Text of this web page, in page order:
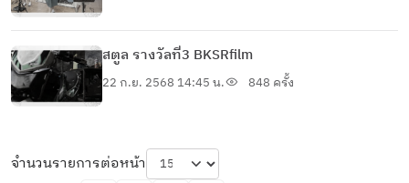
สตูล รางวัลที่3 BKSRfilm
22 ก.ย. 2568 14:45 น. 848 ครั้ง
จำนวนรายการต่อหน้า